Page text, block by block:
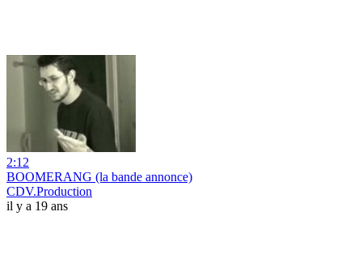
2:12
BOOMERANG (la bande annonce)
CDV.Production
il y a 19 ans